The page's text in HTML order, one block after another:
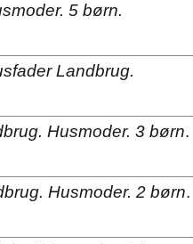
5 børn.
Landbrug.
Husmoder. 3 børn.
Husmoder. 2 børn.